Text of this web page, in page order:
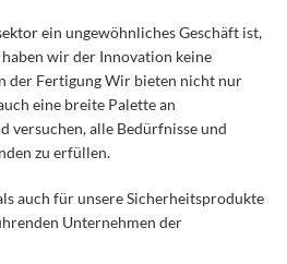
ein ungewöhnliches Geschäft ist,
wir der Innovation keine
der Fertigung Wir bieten nicht nur
eine breite Palette an
versuchen, alle Bedürfnisse und
zu erfüllen.
auch für unsere Sicherheitsprodukte
Unternehmen der